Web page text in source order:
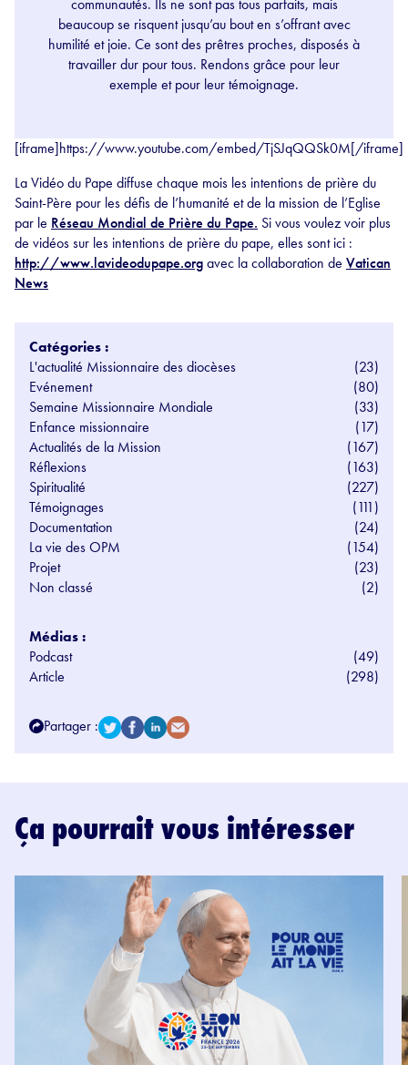
communautés. Ils ne sont pas tous parfaits, mais
beaucoup se risquent jusqu’au bout en s’offrant avec
humilité et joie. Ce sont des prêtres proches, disposés à
travailler dur pour tous. Rendons grâce pour leur
exemple et pour leur témoignage.
[iframe]https://www.youtube.com/embed/TjSJqQQSk0M[/iframe]
La Vidéo du Pape diffuse chaque mois les intentions de prière du
Saint-Père pour les défis de l’humanité et de la mission de l’Eglise
par le Réseau Mondial de Prière du Pape. Si vous voulez voir plus
de vidéos sur les intentions de prière du pape, elles sont ici :
http://www.lavideodupape.orgavec la collaboration de Vatican
News
Catégories :
L'actualité Missionnaire des diocèses
(23)
Evénement
(80)
Semaine Missionnaire Mondiale
(33)
Enfance missionnaire
(17)
Actualités de la Mission
(167)
Réflexions
(163)
Spiritualité
(227)
Témoignages
(111)
Documentation
(24)
La vie des OPM
(154)
Projet
(23)
Non classé
(2)
Médias :
Podcast
(49)
Article
(298)
Partager :
Ça pourrait vous intéresser